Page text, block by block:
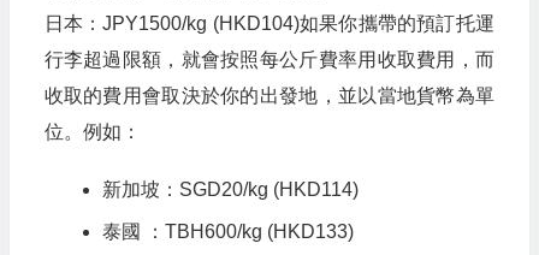
日本：JPY1500/kg (HKD104)如果你攜帶的預訂托運
行李超過限額，就會按照每公斤費率用收取費用，而
收取的費用會取決於你的出發地，並以當地貨幣為單
位。例如：
新加坡：SGD20/kg (HKD114)
泰國 ：TBH600/kg (HKD133)